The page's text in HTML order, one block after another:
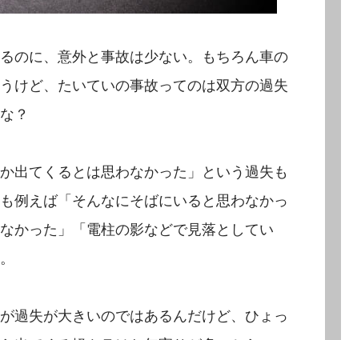
のに、意外と事故は少ない。もちろん車の
けど、たいていの事故ってのは双方の過失
？
出てくるとは思わなかった」という過失も
例えば「そんなにそばにいると思わなかっ
かった」「電柱の影などで見落としてい
過失が大きいのではあるんだけど、ひょっ